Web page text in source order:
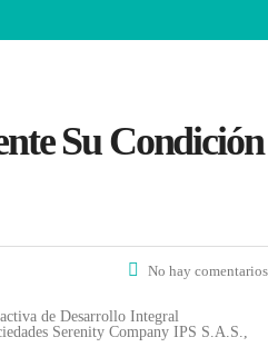
Su Condición
No hay comentarios
de Desarrollo Integral
Serenity Company IPS S.A.S.,